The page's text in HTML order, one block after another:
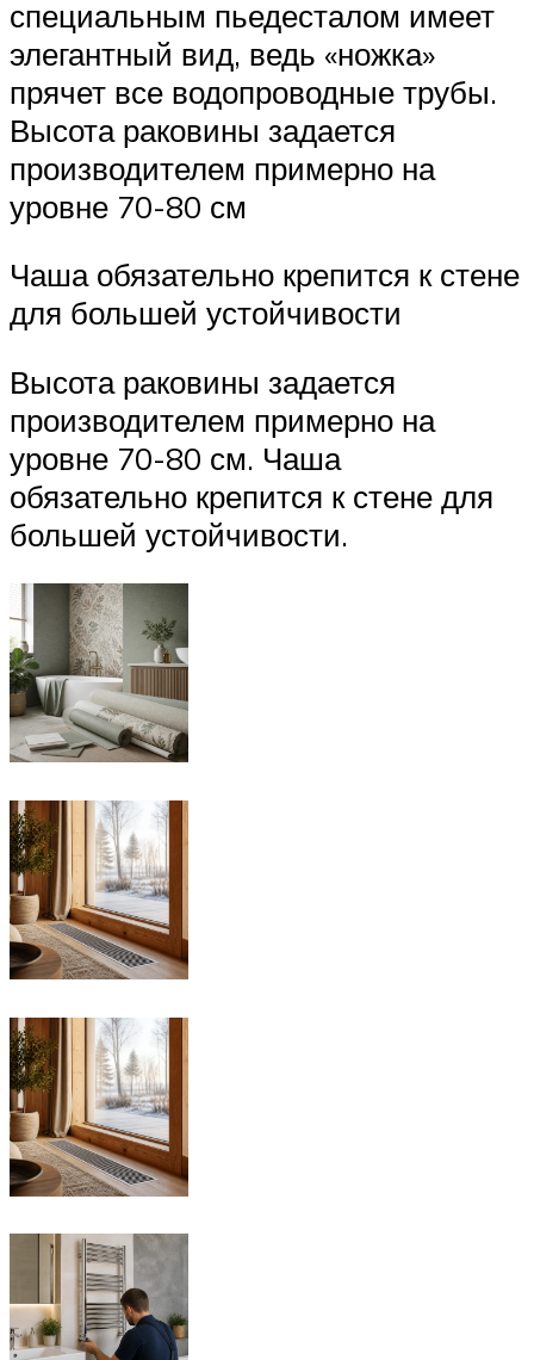
специальным пьедесталом имеет
элегантный вид, ведь «ножка»
прячет все водопроводные трубы.
Высота раковины задается
производителем примерно на
уровне 70-80 см
Чаша обязательно крепится к стене
для большей устойчивости
Высота раковины задается
производителем примерно на
уровне 70-80 см. Чаша
обязательно крепится к стене для
большей устойчивости.